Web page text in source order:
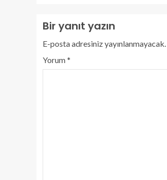
Bir yanıt yazın
E-posta adresiniz yayınlanmayacak.
Yorum*